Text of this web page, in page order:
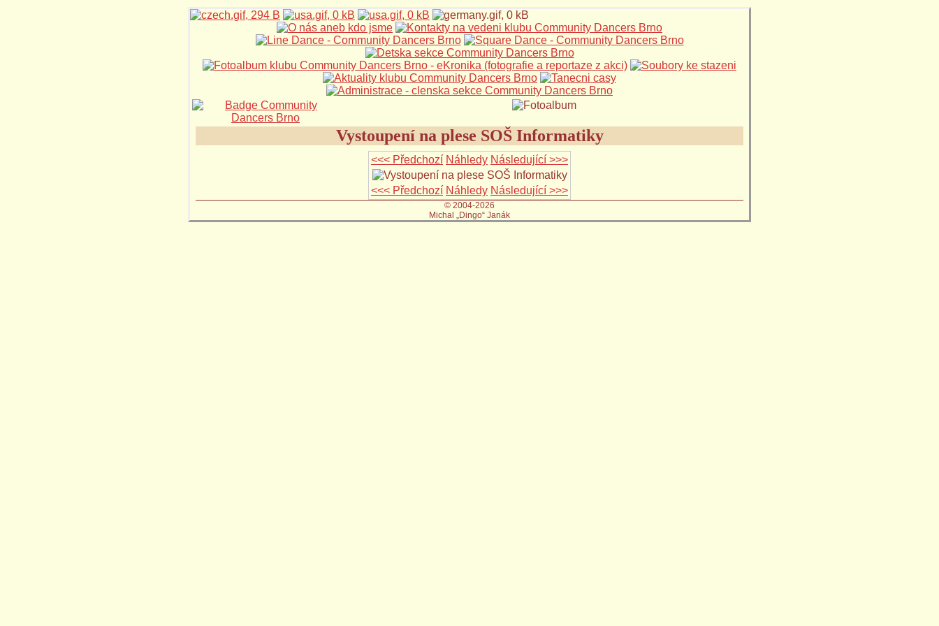
Vystoupení na plese SOŠ Informatiky
<<< Předchozí Náhledy Následující >>>
<<< Předchozí Náhledy Následující >>>
© 2004-2026
Michal „Dingo“ Janák